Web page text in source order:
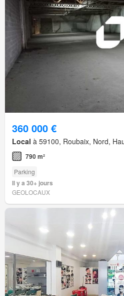
360 000 €
Local à 59100, Roubaix, Nord,
790 m²
Parking
Il y a 30+ jours
GEOLOCAUX